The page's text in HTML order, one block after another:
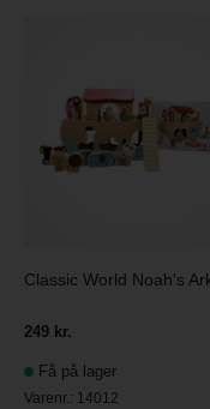
Classic World Noah's
249 kr.
Få på lager
Varenr.: 14012